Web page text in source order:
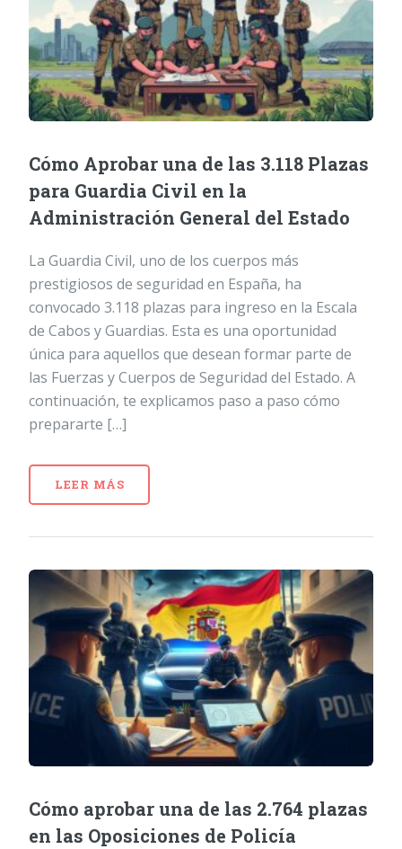
Cómo Aprobar una de las 3.118 Plazas
para Guardia Civil en la
Administración General del Estado
La Guardia Civil, uno de los cuerpos más
prestigiosos de seguridad en España, ha
convocado 3.118 plazas para ingreso en la Escala
de Cabos y Guardias. Esta es una oportunidad
única para aquellos que desean formar parte de
las Fuerzas y Cuerpos de Seguridad del Estado. A
continuación, te explicamos paso a paso cómo
prepararte […]
LEER MÁS
Cómo aprobar una de las 2.764 plazas
en las Oposiciones de Policía